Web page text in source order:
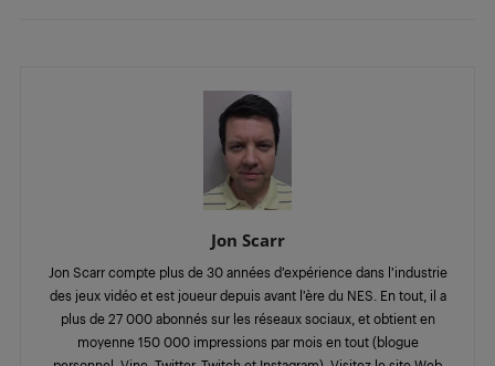
Jon Scarr
Jon Scarr compte plus de 30 années d’expérience dans l’industrie
des jeux vidéo et est joueur depuis avant l’ère du NES. En tout, il a
plus de 27 000 abonnés sur les réseaux sociaux, et obtient en
moyenne 150 000 impressions par mois en tout (blogue